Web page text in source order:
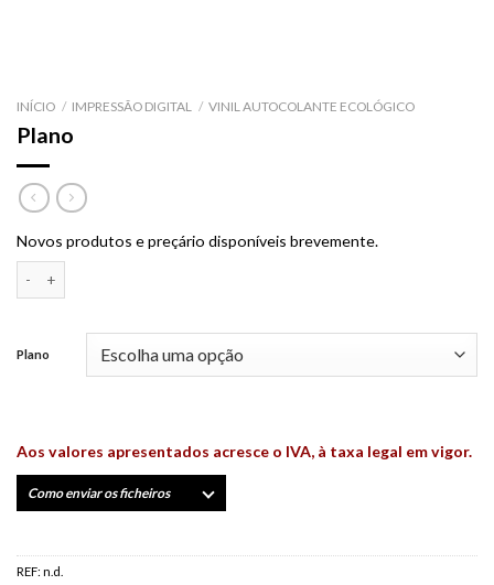
INÍCIO / IMPRESSÃO DIGITAL / VINIL AUTOCOLANTE ECOLÓGICO
Plano
Novos produtos e preçário disponíveis brevemente.
Plano
Aos valores apresentados acresce o IVA, à taxa legal em vigor.
Como enviar os ficheiros
REF: n.d.